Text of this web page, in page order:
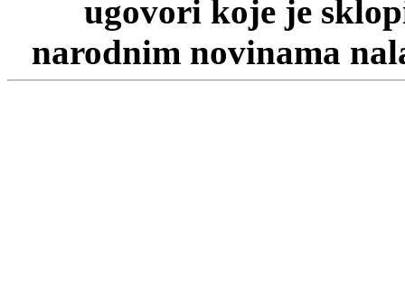
ugovori koje je
narodnim novinama